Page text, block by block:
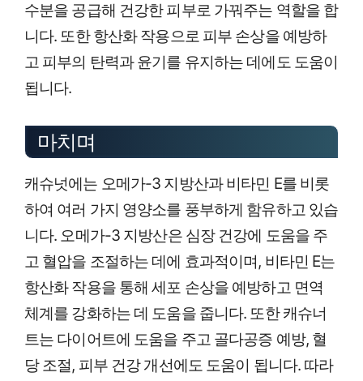
수분을 공급해 건강한 피부로 가꿔주는 역할을 합
니다. 또한 항산화 작용으로 피부 손상을 예방하
고 피부의 탄력과 윤기를 유지하는 데에도 도움이
됩니다.
마치며
캐슈넛에는 오메가-3 지방산과 비타민 E를 비롯
하여 여러 가지 영양소를 풍부하게 함유하고 있습
니다. 오메가-3 지방산은 심장 건강에 도움을 주
고 혈압을 조절하는 데에 효과적이며, 비타민 E는
항산화 작용을 통해 세포 손상을 예방하고 면역
체계를 강화하는 데 도움을 줍니다. 또한 캐슈너
트는 다이어트에 도움을 주고 골다공증 예방, 혈
당 조절, 피부 건강 개선에도 도움이 됩니다. 따라